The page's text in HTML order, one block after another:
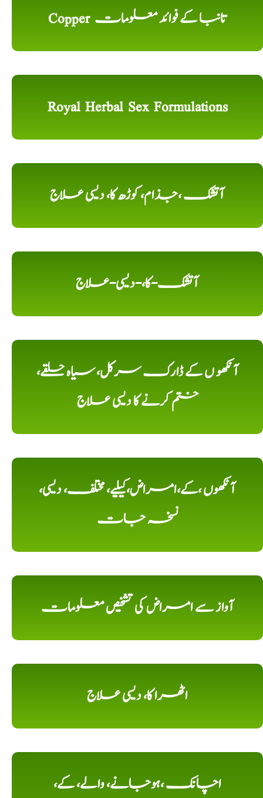
Copper تانبا کے فوائد معلومات
Royal Herbal Sex Formulations
آتشک ،جذام، کوڑھ کا، دیسی علاج
آتشک-کا،-دیسی-علاج
آنکھو ں کے ڈارک سرکل، سیاہ حلقے،
ختم کرنے کا دیسی علاج
آنکھوں ،کے،امراض،کیلیے، مختلف، دیسی،
نسخہ جات
آواز سے امراض کی تشخیص معلومات
اٹھرا کا، دیسی علاج
اچانک ،ہوجانے، والے، کے،